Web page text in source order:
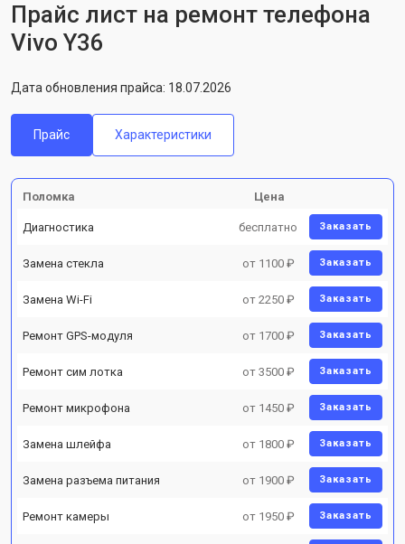
Прайс лист на ремонт телефона
Vivo Y36
Дата обновления прайса: 18.07.2026
Прайс Характеристики
Поломка Цена
Диагностика бесплатно Заказать
Замена стекла от 1100 ₽ Заказать
Замена Wi-Fi от 2250 ₽ Заказать
Ремонт GPS-модуля от 1700 ₽ Заказать
Ремонт сим лотка от 3500 ₽ Заказать
Ремонт микрофона от 1450 ₽ Заказать
Замена шлейфа от 1800 ₽ Заказать
Замена разъема питания от 1900 ₽ Заказать
Ремонт камеры от 1950 ₽ Заказать